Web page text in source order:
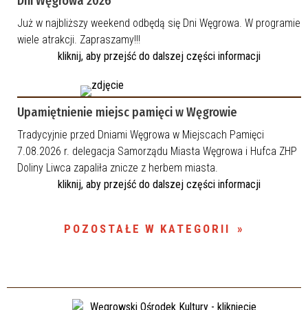
Już w najbliższy weekend odbędą się Dni Węgrowa. W programie
wiele atrakcji. Zapraszamy!!!
kliknij, aby przejść do dalszej części informacji
Upamiętnienie miejsc pamięci w Węgrowie
Tradycyjnie przed Dniami Węgrowa w Miejscach Pamięci
7.08.2026 r. delegacja Samorządu Miasta Węgrowa i Hufca ZHP
Doliny Liwca zapaliła znicze z herbem miasta.
kliknij, aby przejść do dalszej części informacji
POZOSTAŁE W KATEGORII